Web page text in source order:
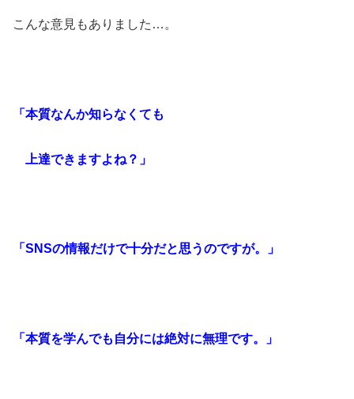
こんな意見もありました…。
「本質なんか知らなくても
上達できますよね？」
「SNSの情報だけで十分だと思うのですが。」
「本質を学んでも自分には絶対に無理です。」